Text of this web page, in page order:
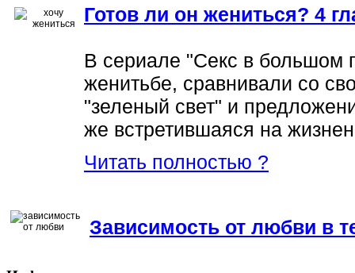
Готов ли он жениться? 4
В сериале "Секс в большом
женитьбе, сравнивали со
"зеленый свет" и
же встретившаяся на
Читать полностью ?
Зависимость от любви в